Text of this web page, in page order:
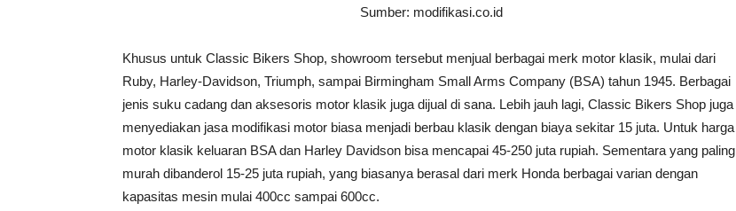
Sumber: modifikasi.co.id
Khusus untuk Classic Bikers Shop, showroom tersebut menjual berbagai merk motor klasik, mulai dari
Ruby, Harley-Davidson, Triumph, sampai Birmingham Small Arms Company (BSA) tahun 1945. Berbagai
jenis suku cadang dan aksesoris motor klasik juga dijual di sana. Lebih jauh lagi, Classic Bikers Shop juga
menyediakan jasa modifikasi motor biasa menjadi berbau klasik dengan biaya sekitar 15 juta. Untuk harga
motor klasik keluaran BSA dan Harley Davidson bisa mencapai 45-250 juta rupiah. Sementara yang paling
murah dibanderol 15-25 juta rupiah, yang biasanya berasal dari merk Honda berbagai varian dengan
kapasitas mesin mulai 400cc sampai 600cc.